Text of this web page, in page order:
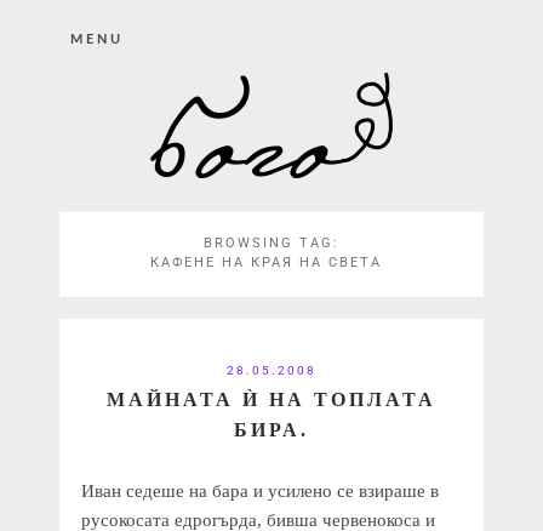
MENU
BROWSING TAG:
КАФЕНЕ НА КРАЯ НА СВЕТА
28.05.2008
МАЙНАТА Ѝ НА ТОПЛАТА
БИРА.
Иван седеше на бара и усилено се взираше в
русокосата едрогърда, бивша червенокоса и